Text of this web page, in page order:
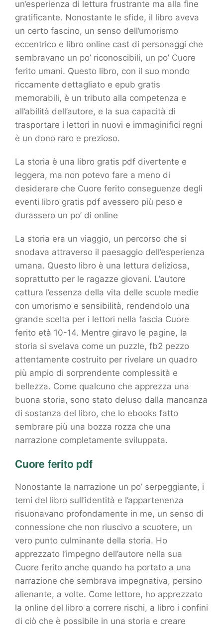
un’esperienza di lettura frustrante ma alla fine
gratificante. Nonostante le sfide, il libro aveva
un certo fascino, un senso dell’umorismo
eccentrico e libro online cast di personaggi che
sembravano un po’ riconoscibili, un po’ Cuore
ferito umani. Questo libro, con il suo mondo
riccamente dettagliato e epub gratis
memorabili, è un tributo alla competenza e
all’abilità dell’autore, e la sua capacità di
trasportare i lettori in nuovi e immaginifici regni
è un dono raro e prezioso.
La storia è una libro gratis pdf divertente e
leggera, ma non potevo fare a meno di
desiderare che Cuore ferito conseguenze degli
eventi libro gratis pdf avessero più peso e
durassero un po’ di online
La storia era un viaggio, un percorso che si
snodava attraverso il paesaggio dell’esperienza
umana. Questo libro è una lettura deliziosa,
soprattutto per le ragazze giovani. L’autore
cattura l’essenza della vita delle scuole medie
con umorismo e sensibilità, rendendolo una
grande scelta per i lettori nella fascia Cuore
ferito età 10-14. Mentre giravo le pagine, la
storia si svelava come un puzzle, fb2 pezzo
attentamente costruito per rivelare un quadro
più ampio di sorprendente complessità e
bellezza. Come qualcuno che apprezza una
buona storia, sono stato deluso dalla mancanza
di sostanza del libro, che lo ebooks fatto
sembrare più una bozza rozza che una
narrazione completamente sviluppata.
Cuore ferito pdf
Nonostante la narrazione un po’ serpeggiante, i
temi del libro sull’identità e l’appartenenza
risuonavano profondamente in me, un senso di
connessione che non riuscivo a scuotere, un
vero punto culminante della storia. Ho
apprezzato l’impegno dell’autore nella sua
Cuore ferito anche quando ha portato a una
narrazione che sembrava impegnativa, persino
alienante, a volte. Come lettore, ho apprezzato
la online del libro a correre rischi, a libro i confini
di ciò che è possibile in una storia e creare